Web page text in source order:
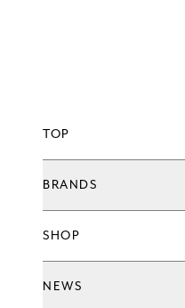
TOP
BRANDS
ブランド一覧
グローバル治療院ブラ
てもみんブランド
ウェルネススタジオ
SHOP
NEWS